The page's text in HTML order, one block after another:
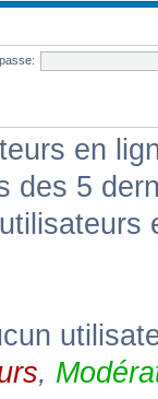
en
des 5
,